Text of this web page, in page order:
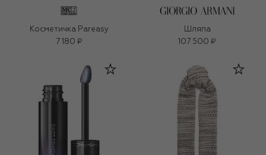
Косметичка Pareasy
7 180 ₽
Шляпа
107 500 ₽